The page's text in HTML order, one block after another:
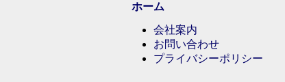
ホーム
会社案内
お問い合わせ
プライバシーポリシー